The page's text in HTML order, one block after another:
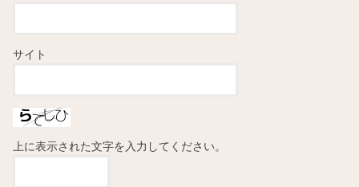
サイト
上に表示された文字を入力してください。